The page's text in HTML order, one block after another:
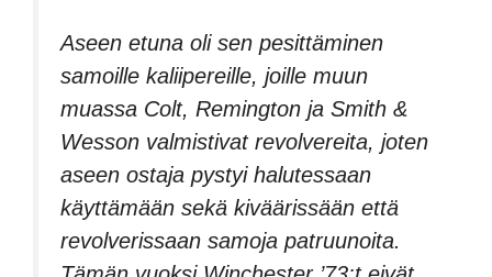
Aseen etuna oli sen pesittäminen
samoille kaliipereille, joille muun
muassa Colt, Remington ja Smith &
Wesson valmistivat revolvereita, joten
aseen ostaja pystyi halutessaan
käyttämään sekä kiväärissään että
revolverissaan samoja patruunoita.